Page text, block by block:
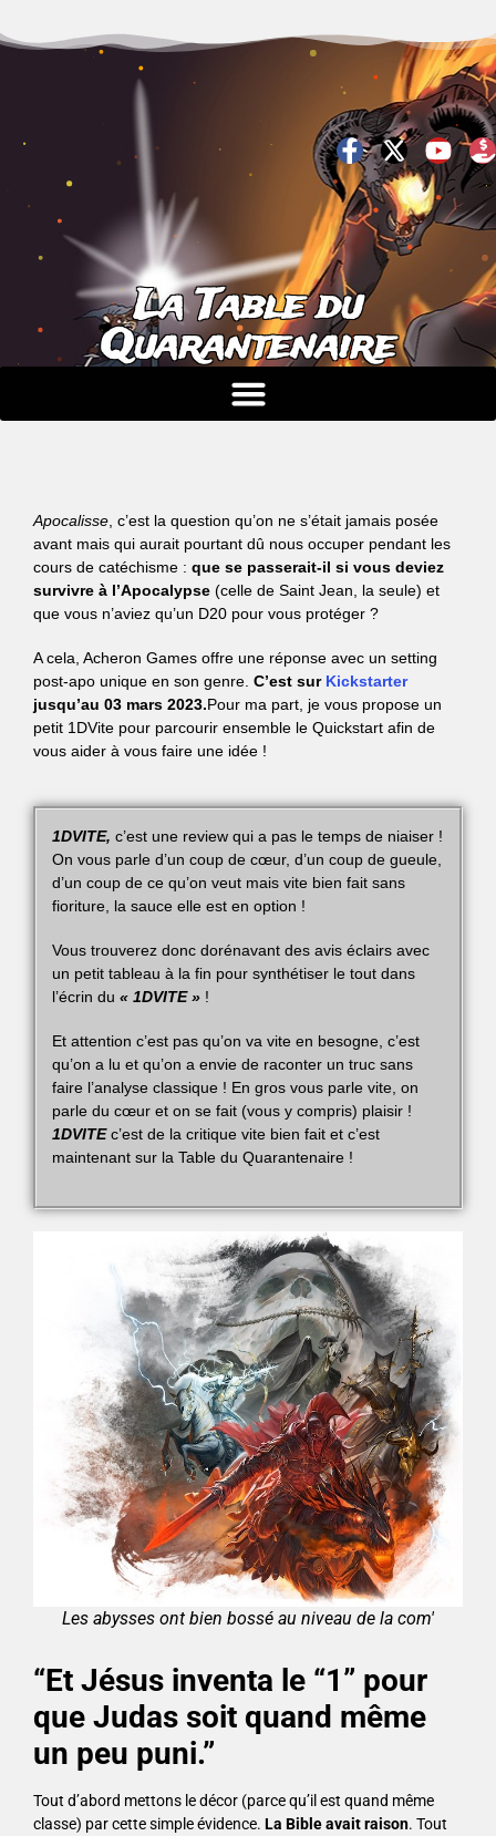
La Table du
Quarantenaire
Apocalisse , c’est la question qu’on ne s’était jamais posée
avant mais qui aurait pourtant dû nous occuper pendant les
cours de catéchisme : que se passerait-il si vous deviez
survivre à l’Apocalypse (celle de Saint Jean, la seule) et
que vous n’aviez qu’un D20 pour vous protéger ?
A cela, Acheron Games offre une réponse avec un setting
post-apo unique en son genre. C’est sur Kickstarter
jusqu’au 03 mars 2023.Pour ma part, je vous propose un
petit 1DVite pour parcourir ensemble le Quickstart afin de
vous aider à vous faire une idée !
1DVITE, c’est une review qui a pas le temps de niaiser !
On vous parle d’un coup de cœur, d’un coup de gueule,
d’un coup de ce qu’on veut mais vite bien fait sans
fioriture, la sauce elle est en option !
Vous trouverez donc dorénavant des avis éclairs avec
un petit tableau à la fin pour synthétiser le tout dans
l’écrin du « 1DVITE » !
Et attention c’est pas qu’on va vite en besogne, c’est
qu’on a lu et qu’on a envie de raconter un truc sans
faire l’analyse classique ! En gros vous parle vite, on
parle du cœur et on se fait (vous y compris) plaisir !
1DVITE c’est de la critique vite bien fait et c’est
maintenant sur la Table du Quarantenaire !
Les abysses ont bien bossé au niveau de la com'
“Et Jésus inventa le “1” pour
que Judas soit quand même
un peu puni.”
Tout d’abord mettons le décor (parce qu’il est quand même
classe) par cette simple évidence. La Bible avait raison. Tout